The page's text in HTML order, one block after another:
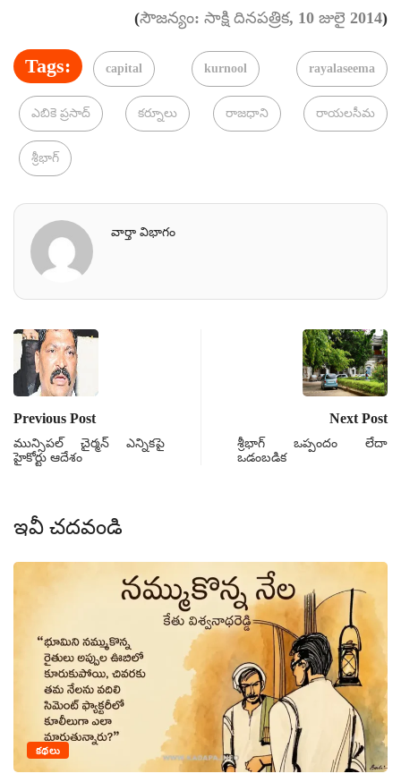
(సౌజన్యం: సాక్షి దినపత్రిక, 10 జులై 2014)
Tags: capital kurnool rayalaseema
ఎబికె ప్రసాద్ కర్నూలు రాజధాని రాయలసీమ
శ్రీభాగ్
వార్తా విభాగం
Previous Post
మున్సిపల్ చైర్మన్ ఎన్నికపై
హైకోర్టు ఆదేశం
Next Post
శ్రీభాగ్ ఒప్పందం లేదా
ఒడంబడిక
ఇవీ చదవండి
కథలు